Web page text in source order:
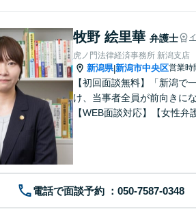
牧野 絵里華 弁護士
虎ノ門法律経済事務所 新潟支店
新潟県|新潟市中央区営業時
【初回面談無料】「新潟
け、当事者全員が前向きに
【WEB面談対応】【女性弁
電話で面談予約